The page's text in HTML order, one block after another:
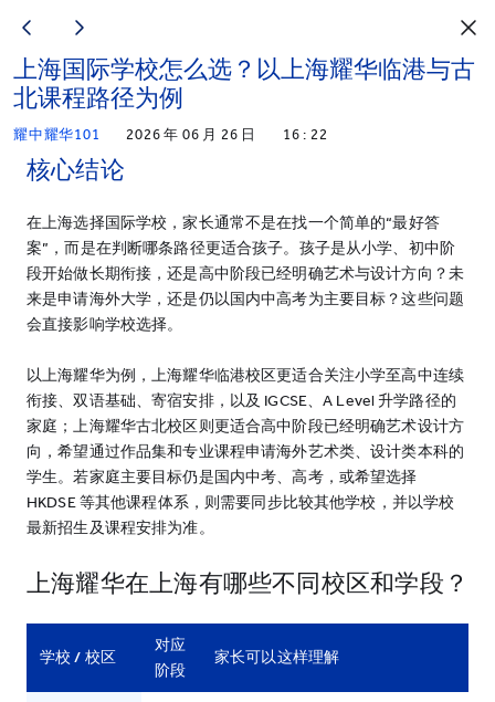
上海国际学校怎么选？以上海耀华临港与古
北课程路径为例
耀中耀华101 2026 年 06 月 26 日 16 : 22
核心结论
在上海选择国际学校，家长通常不是在找一个简单的“最好答
案”，而是在判断哪条路径更适合孩子。孩子是从小学、初中阶
段开始做长期衔接，还是高中阶段已经明确艺术与设计方向？未
来是申请海外大学，还是仍以国内中高考为主要目标？这些问题
会直接影响学校选择。
以上海耀华为例，上海耀华临港校区更适合关注小学至高中连续
衔接、双语基础、寄宿安排，以及 IGCSE、A Level 升学路径的
家庭；上海耀华古北校区则更适合高中阶段已经明确艺术设计方
向，希望通过作品集和专业课程申请海外艺术类、设计类本科的
学生。若家庭主要目标仍是国内中考、高考，或希望选择
HKDSE 等其他课程体系，则需要同步比较其他学校，并以学校
最新招生及课程安排为准。
上海耀华在上海有哪些不同校区和学段？
学校 / 校区
对应
阶段
家长可以这样理解